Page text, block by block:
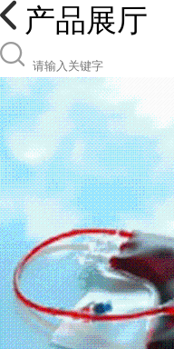
产品展厅